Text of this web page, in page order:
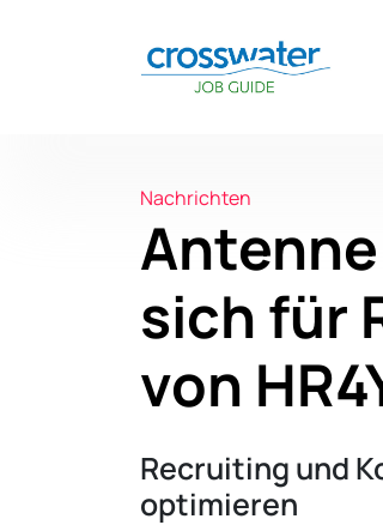
Nachrichten
sich für
von
Recruiting und
optimieren